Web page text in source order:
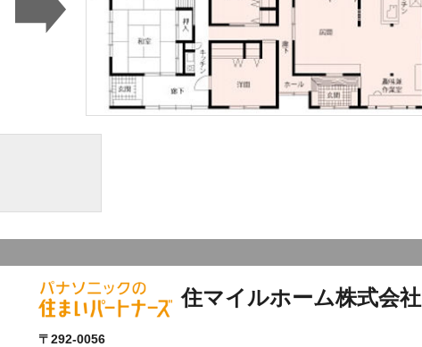
住マイルホーム株式会社
〒292-0056